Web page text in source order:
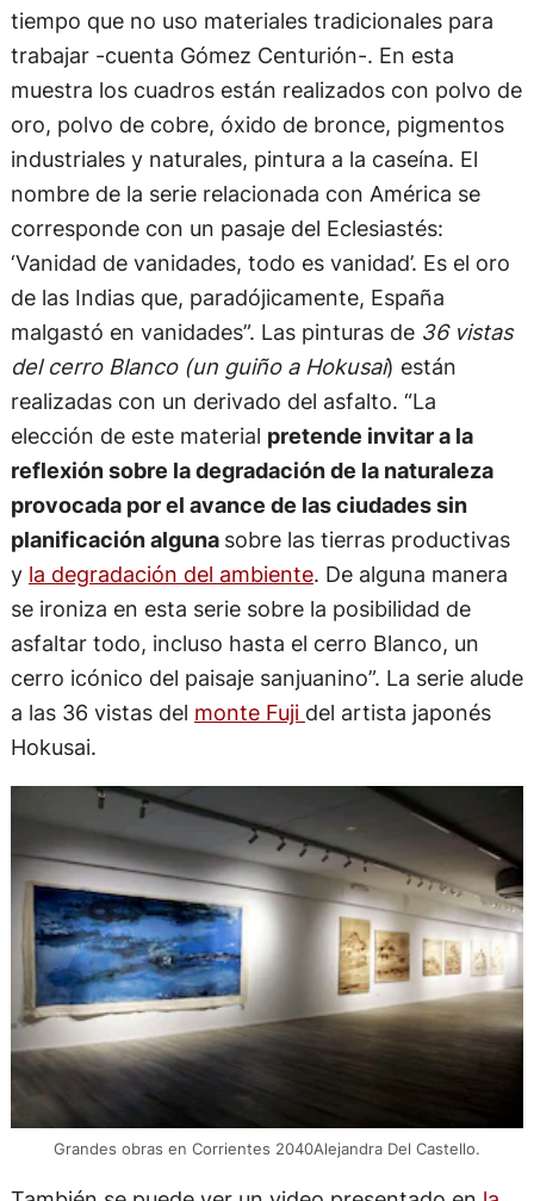
tiempo que no uso materiales tradicionales para
trabajar -cuenta Gómez Centurión-. En esta
muestra los cuadros están realizados con polvo de
oro, polvo de cobre, óxido de bronce, pigmentos
industriales y naturales, pintura a la caseína. El
nombre de la serie relacionada con América se
corresponde con un pasaje del Eclesiastés:
‘Vanidad de vanidades, todo es vanidad’. Es el oro
de las Indias que, paradójicamente, España
malgastó en vanidades”. Las pinturas de 36 vistas
del cerro Blanco (un guiño a Hokusai) están
realizadas con un derivado del asfalto. “La
elección de este material pretende invitar a la
reflexión sobre la degradación de la naturaleza
provocada por el avance de las ciudades sin
planificación alguna sobre las tierras productivas
y la degradación del ambiente. De alguna manera
se ironiza en esta serie sobre la posibilidad de
asfaltar todo, incluso hasta el cerro Blanco, un
cerro icónico del paisaje sanjuanino”. La serie alude
a las 36 vistas del monte Fuji del artista japonés
Hokusai.
Grandes obras en Corrientes 2040Alejandra Del Castello.